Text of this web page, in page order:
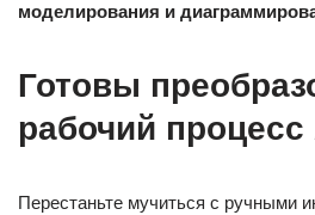
моделирования и
Готовы
рабочий
Перестаньте мучиться с ручными